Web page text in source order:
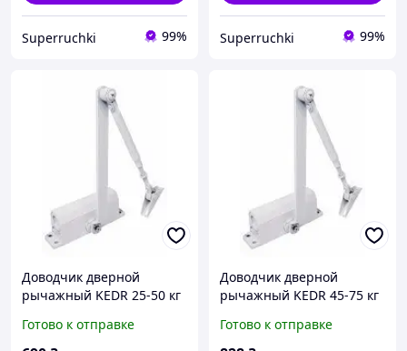
Superruchki 99% Superruchki 99%
Доводчик дверной
рычажный KEDR 25-50 кг
Готово к отправке
Доводчик дверной
рычажный KEDR 45-75 кг
Готово к отправке